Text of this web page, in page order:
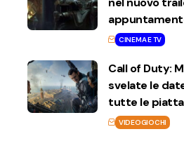
CINEMA E TV
Call of Duty:
svelate le
tutte le
VIDEOGIOCHI